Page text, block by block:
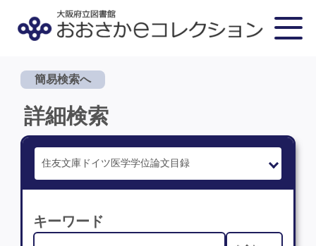
簡易検索へ
詳細検索
キーワード